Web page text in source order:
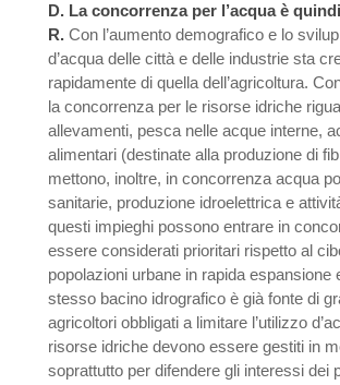
D. La concorrenza per l’acqua è
R. Con l’aumento demografico e lo
d’acqua delle città e delle industrie sta
rapidamente di quella dell’agricoltura.
la concorrenza per le risorse idriche
allevamenti, pesca nelle acque interne,
alimentari (destinate alla produzione di
mettono, inoltre, in concorrenza acqua
sanitarie, produzione idroelettrica e
questi impieghi possono entrare in
essere considerati prioritari rispetto al
popolazioni urbane in rapida espansione
stesso bacino idrografico è già fonte di
agricoltori obbligati a limitare l’utilizzo
risorse idriche devono essere gestiti in
soprattutto per difendere gli interessi dei